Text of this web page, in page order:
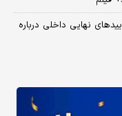
نهایی داخلی درباره